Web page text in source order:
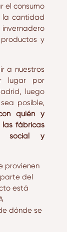
el consumo
la cantidad
y
a nuestros
lugar por
luego
posible,
quién y
las fábricas
social y
provienen
del
está
dónde se